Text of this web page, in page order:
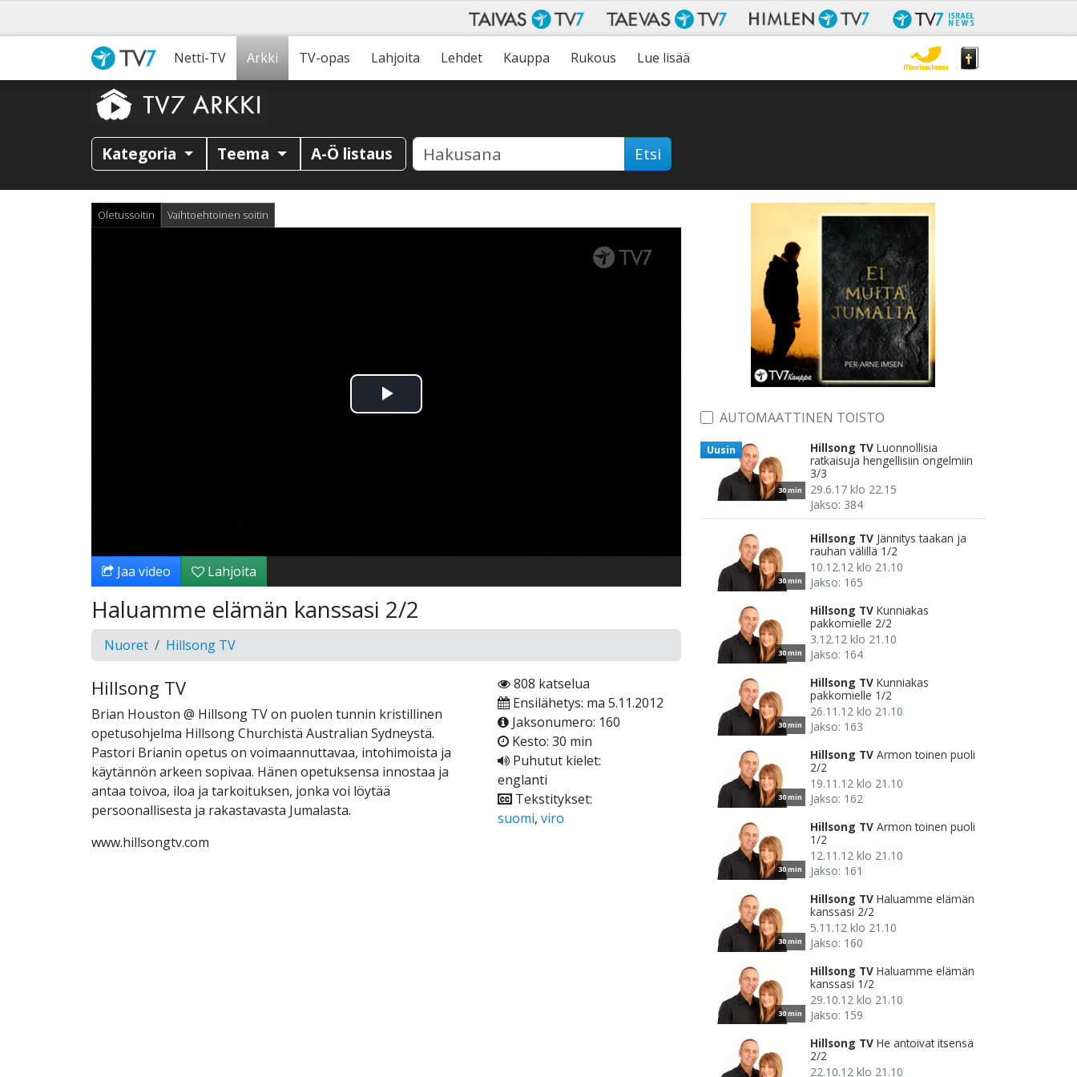
Netti-TV Arkki TV-opas Lahjoita Lehdet Kauppa Rukous Lue lisää
Kategoria Teema A-Ö listaus Etsi
Oletussoitin Vaihtoehtoinen soitin
Toista
Jaa video Lahjoita
Haluamme elämän kanssasi 2/2
Nuoret Hillsong TV
Hillsong TV
Brian Houston @ Hillsong TV on puolen tunnin kristillinen
opetusohjelma Hillsong Churchistä Australian Sydneystä.
Pastori Brianin opetus on voimaannuttavaa, intohimoista ja
käytännön arkeen sopivaa. Hänen opetuksensa innostaa ja
antaa toivoa, iloa ja tarkoituksen, jonka voi löytää
persoonallisesta ja rakastavasta Jumalasta.
www.hillsongtv.com
808 katselua
Ensilähetys: ma 5.11.2012
Jaksonumero: 160
Kesto: 30 min
Puhutut kielet:
englanti
Tekstitykset:
suomi, viro
AUTOMAATTINEN TOISTO
30 min
Uusin Hillsong TV Luonnollisia
ratkaisuja hengellisiin ongelmiin
3/3
29.6.17 klo 22.15
Jakso: 384
30 min
Hillsong TV Jännitys taakan ja
rauhan välillä 1/2
10.12.12 klo 21.10
Jakso: 165
30 min
Hillsong TV Kunniakas
pakkomielle 2/2
3.12.12 klo 21.10
Jakso: 164
30 min
Hillsong TV Kunniakas
pakkomielle 1/2
26.11.12 klo 21.10
Jakso: 163
30 min
Hillsong TV Armon toinen puoli
2/2
19.11.12 klo 21.10
Jakso: 162
30 min
Hillsong TV Armon toinen puoli
1/2
12.11.12 klo 21.10
Jakso: 161
30 min
Hillsong TV Haluamme elämän
kanssasi 2/2
5.11.12 klo 21.10
Jakso: 160
30 min
Hillsong TV Haluamme elämän
kanssasi 1/2
29.10.12 klo 21.10
Jakso: 159
Hillsong TV He antoivat itsensä
2/2
22.10.12 klo 21.10